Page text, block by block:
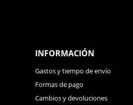
INFORMACIÓN
Gastos y tiempo de envío
Formas de pago
Cambios y devoluciones